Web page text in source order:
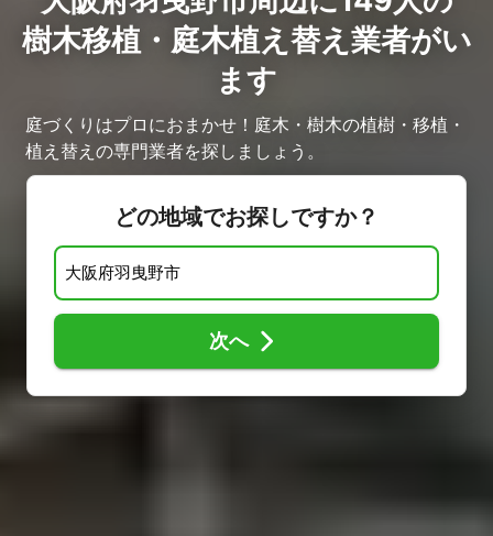
樹木移植・庭木植え替え業者がい
ます
庭づくりはプロにおまかせ！庭木・樹木の植樹・移植・
植え替えの専門業者を探しましょう。
どの地域でお探しですか？
次へ